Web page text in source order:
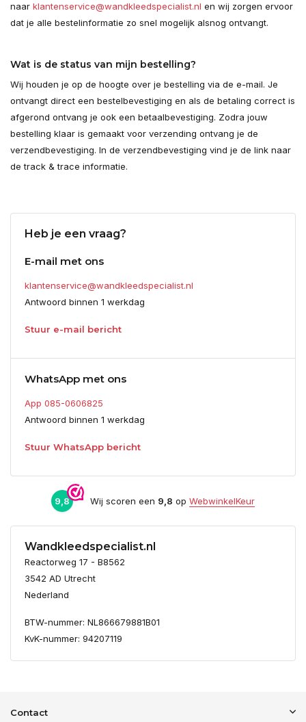
naar klantenservice@wandkleedspecialist.nl en wij zorgen ervoor
dat je alle bestelinformatie zo snel mogelijk alsnog ontvangt.
Wat is de status van mijn bestelling?
Wij houden je op de hoogte over je bestelling via de e-mail. Je
ontvangt direct een bestelbevestiging en als de betaling correct is
afgerond ontvang je ook een betaalbevestiging. Zodra jouw
bestelling klaar is gemaakt voor verzending ontvang je de
verzendbevestiging. In de verzendbevestiging vind je de link naar
de track & trace informatie.
Heb je een vraag?
E-mail met ons
klantenservice@wandkleedspecialist.nl
Antwoord binnen 1 werkdag
Stuur e-mail bericht
WhatsApp met ons
App 085-0606825
Antwoord binnen 1 werkdag
Stuur WhatsApp bericht
9,8 Wij scoren een 9,8 op WebwinkelKeur
Wandkleedspecialist.nl
Reactorweg 17 - B8562
3542 AD Utrecht
Nederland
BTW-nummer: NL866679881B01
KvK-nummer: 94207119
Contact